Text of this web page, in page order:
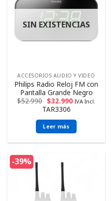
SIN EXISTENCIAS
ACCESORIOS AUDIO Y VIDEO
Philips Radio Reloj FM con
Pantalla Grande Negro
$52.990 $32.990 IVA Incl.
TAR3306
Leer más
-39%